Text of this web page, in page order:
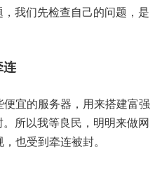
我们先检查自己的问题，是
连
宜的服务器，用来搭建富强
所以我等良民，明明来做网
也受到牵连被封。